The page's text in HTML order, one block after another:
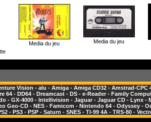
Media du jeu Media du jeu
Vision - alu - Amiga - Amiga CD32 - Amstrad-CPC
64- DD64- Dreamcast- DS- e-Reader- Family
- GX-4000 - Intellivision - Jaguar - Jaguar CD - Lynx -
Geo-CD - NES - Famicom - Nintendo 64 - Odyssey -
- PS3 - PSP - Saturn - SNES - TI-99 4A - TRS-80 -